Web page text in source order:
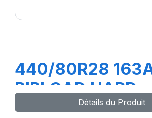
440/80R28
BIBLOAD HARD
SURFACEDétails du Produit